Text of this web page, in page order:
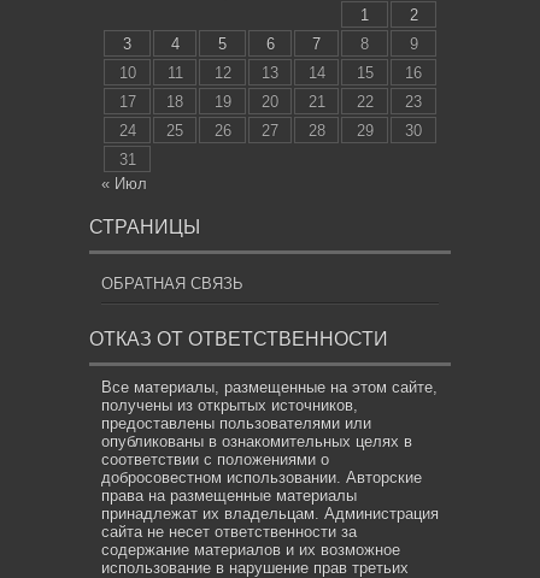
1
2
3
4 5 6 7 8
9
10
11 12 13 14 15
16
17
18 19 20 21 22
23
24
25 26 27 28 29
30
31
« Июл
СТРАНИЦЫ
ОБРАТНАЯ СВЯЗЬ
ОТКАЗ ОТ ОТВЕТСТВЕННОСТИ
Все материалы, размещенные на этом сайте,
получены из открытых источников,
предоставлены пользователями или
опубликованы в ознакомительных целях в
соответствии с положениями о
добросовестном использовании. Авторские
права на размещенные материалы
принадлежат их владельцам. Администрация
сайта не несет ответственности за
содержание материалов и их возможное
использование в нарушение прав третьих